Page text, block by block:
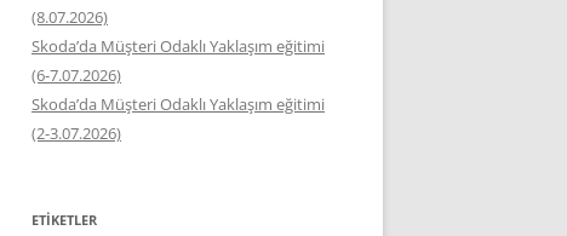
(8.07.2026)
Skoda’da Müşteri Odaklı Yaklaşım eğitimi
(6-7.07.2026)
Skoda’da Müşteri Odaklı Yaklaşım eğitimi
(2-3.07.2026)
ETIKETLER